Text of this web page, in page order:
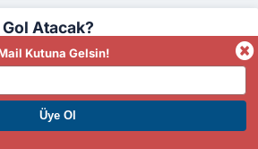
Atacak?
ÜYE OL. HEMEN KAZAN
Kutuna Gelsin!